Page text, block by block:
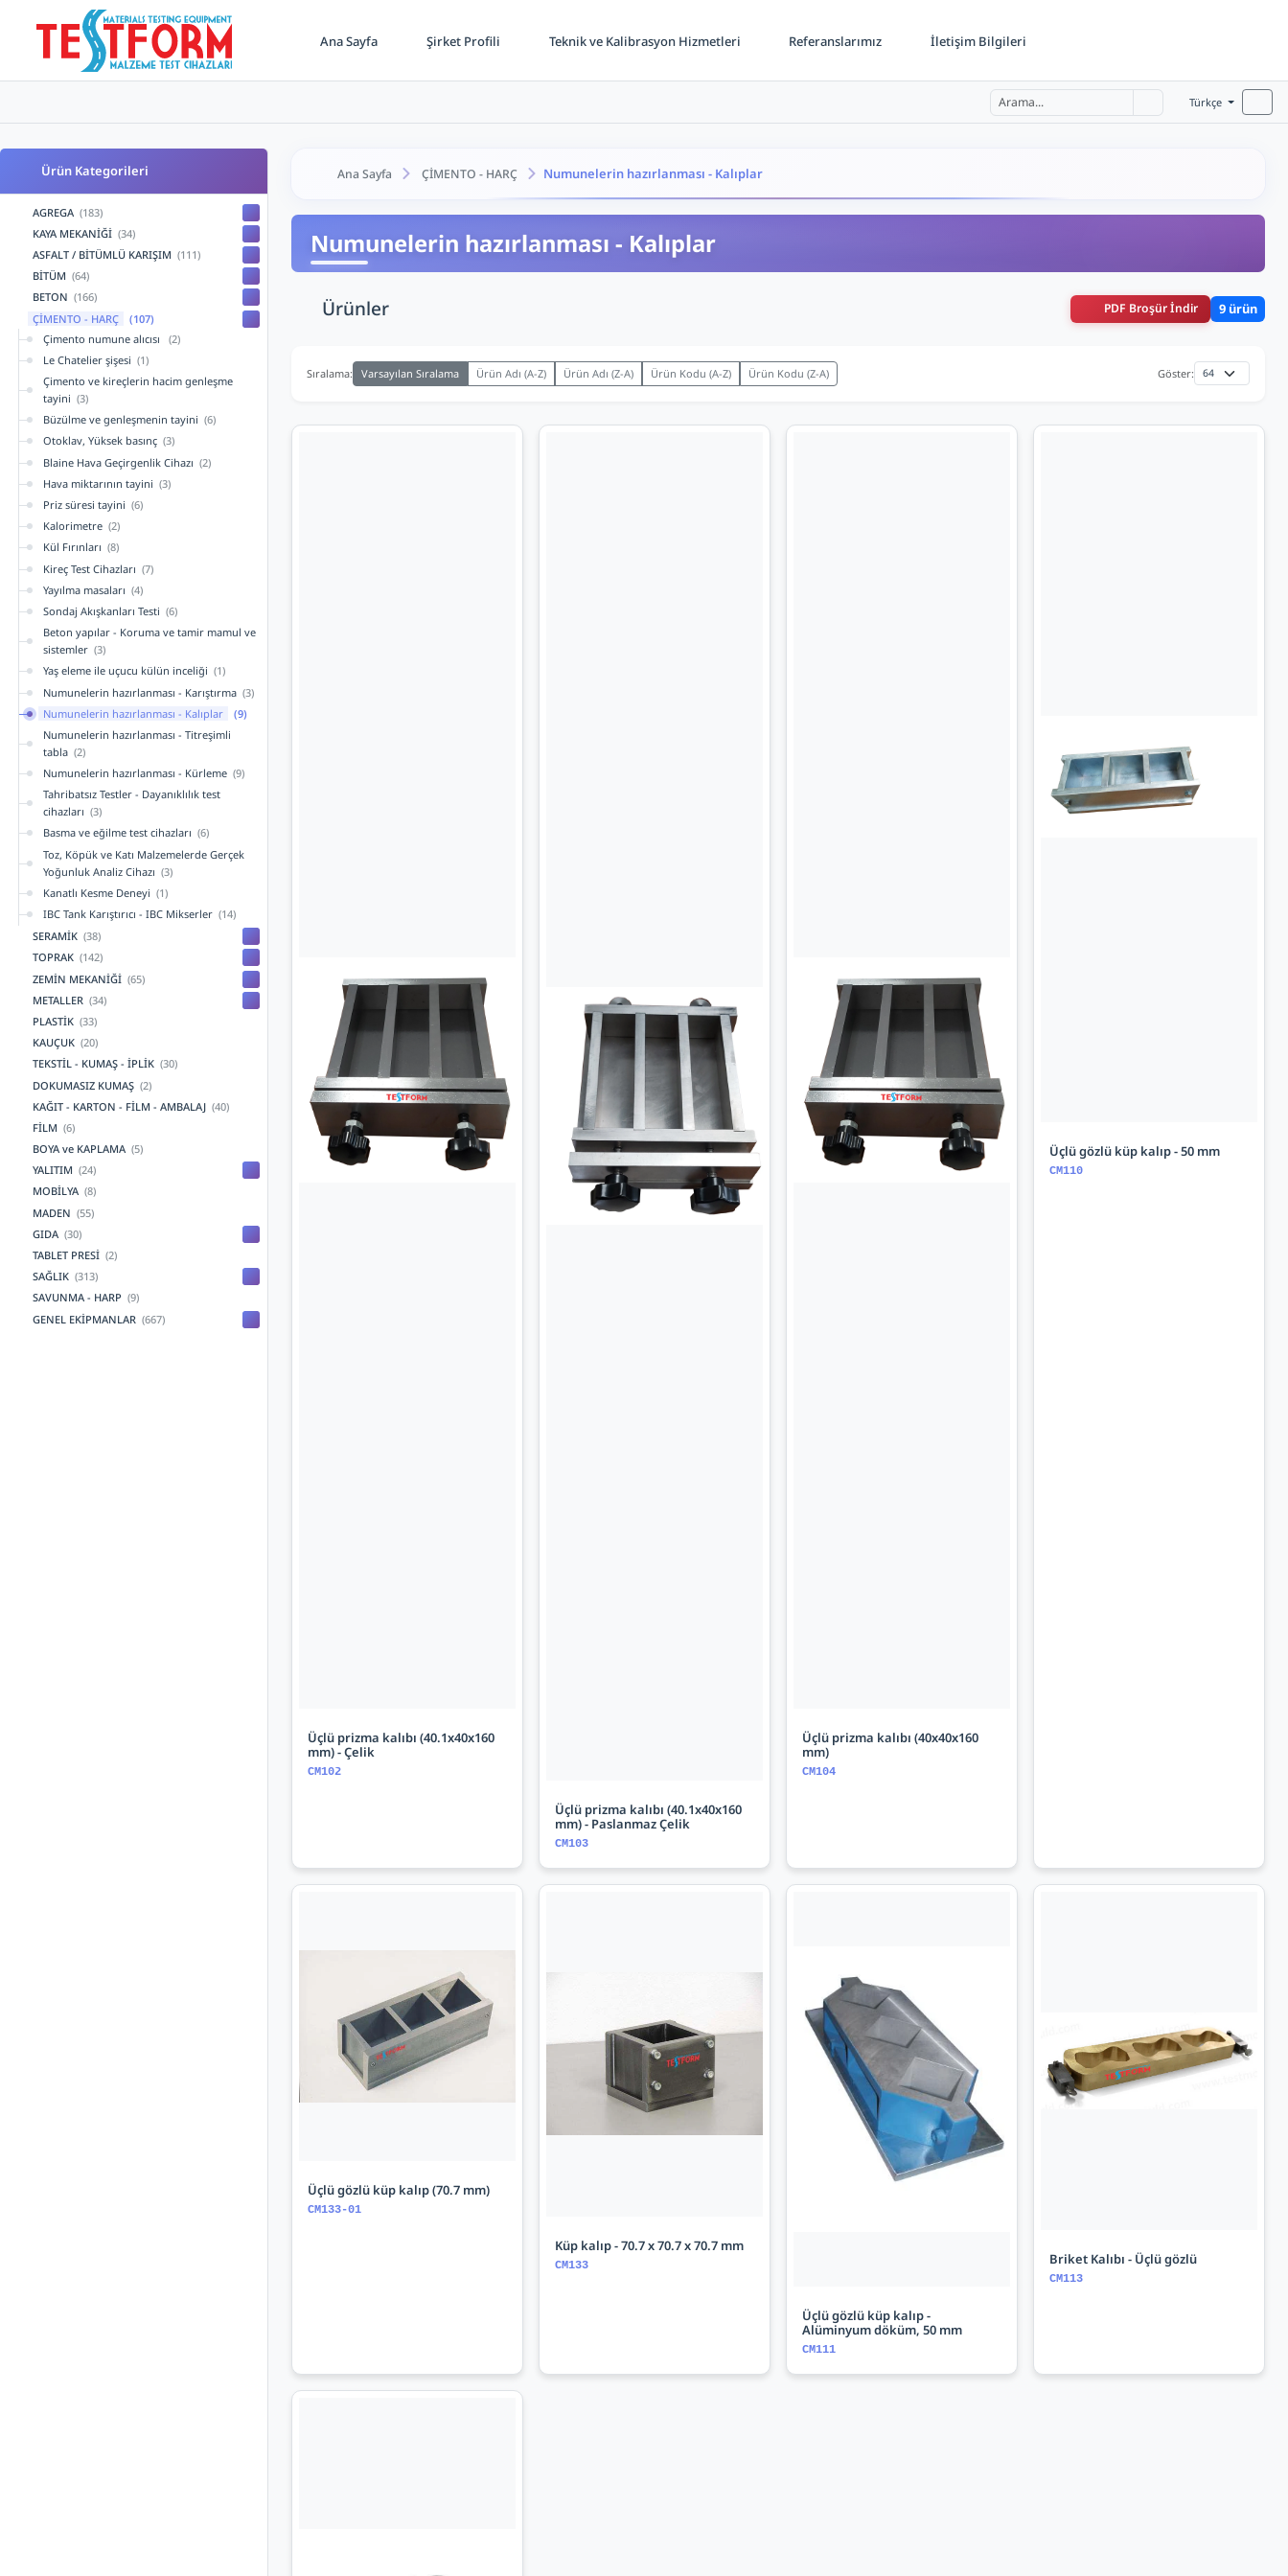
Ana Sayfa Şirket Profili Teknik ve Kalibrasyon Hizmetleri Referanslarımız İletişim Bilgileri
Türkçe
Ürün Kategorileri
AGREGA (183)
KAYA MEKANİĞİ (34)
ASFALT / BİTÜMLÜ KARIŞIM (111)
BİTÜM (64)
BETON (166)
ÇİMENTO - HARÇ
(107)
Çimento numune alıcısı
(2)
Le Chatelier şişesi (1)
Çimento ve kireçlerin hacim genleşme
tayini (3)
Büzülme ve genleşmenin tayini (6)
Otoklav, Yüksek basınç (3)
Blaine Hava Geçirgenlik Cihazı (2)
Hava miktarının tayini (3)
Priz süresi tayini (6)
Kalorimetre (2)
Kül Fırınları (8)
Kireç Test Cihazları (7)
Yayılma masaları (4)
Sondaj Akışkanları Testi (6)
Beton yapılar - Koruma ve tamir mamul ve
sistemler (3)
Yaş eleme ile uçucu külün inceliği (1)
Numunelerin hazırlanması - Karıştırma (3)
Numunelerin hazırlanması - Kalıplar
(9)
Numunelerin hazırlanması - Titreşimli
tabla (2)
Numunelerin hazırlanması - Kürleme (9)
Tahribatsız Testler - Dayanıklılık test
cihazları (3)
Basma ve eğilme test cihazları (6)
Toz, Köpük ve Katı Malzemelerde Gerçek
Yoğunluk Analiz Cihazı (3)
Kanatlı Kesme Deneyi (1)
IBC Tank Karıştırıcı - IBC Mikserler (14)
SERAMİK (38)
TOPRAK (142)
ZEMİN MEKANİĞİ (65)
METALLER (34)
PLASTİK (33)
KAUÇUK (20)
TEKSTİL - KUMAŞ - İPLİK (30)
DOKUMASIZ KUMAŞ (2)
KAĞIT - KARTON - FİLM - AMBALAJ (40)
FİLM (6)
BOYA ve KAPLAMA (5)
YALITIM (24)
MOBİLYA (8)
MADEN (55)
GIDA (30)
TABLET PRESİ (2)
SAĞLIK (313)
SAVUNMA - HARP (9)
GENEL EKİPMANLAR (667)
Ana Sayfa ÇİMENTO - HARÇ Numunelerin hazırlanması - Kalıplar
Numunelerin hazırlanması - Kalıplar
Ürünler PDF Broşür İndir 9 ürün
Sıralama: Varsayılan Sıralama Ürün Adı (A-Z) Ürün Adı (Z-A) Ürün Kodu (A-Z) Ürün Kodu (Z-A) Göster:
Üçlü prizma kalıbı (40.1x40x160
mm) - Çelik
CM102
Üçlü prizma kalıbı (40.1x40x160
mm) - Paslanmaz Çelik
CM103
Üçlü prizma kalıbı (40x40x160
mm)
CM104
Üçlü gözlü küp kalıp - 50 mm
CM110
Üçlü gözlü küp kalıp (70.7 mm)
CM133-01
Küp kalıp - 70.7 x 70.7 x 70.7 mm
CM133
Üçlü gözlü küp kalıp -
Alüminyum döküm, 50 mm
CM111
Briket Kalıbı - Üçlü gözlü
CM113